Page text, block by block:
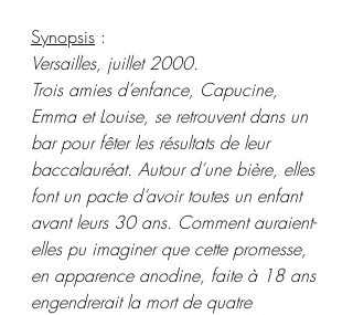
Synopsis :
Versailles, juillet 2000.
Trois amies d’enfance, Capucine,
Emma et Louise, se retrouvent dans un
bar pour fêter les résultats de leur
baccalauréat. Autour d’une bière, elles
font un pacte d’avoir toutes un enfant
avant leurs 30 ans. Comment auraient-
elles pu imaginer que cette promesse,
en apparence anodine, faite à 18 ans
engendrerait la mort de quatre